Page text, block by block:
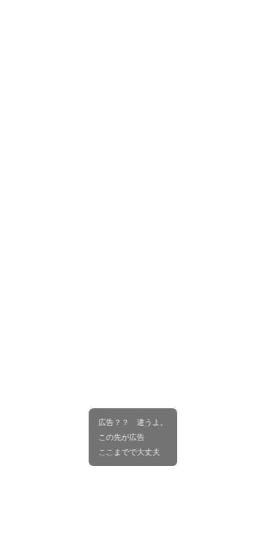
広告？？ 違うよ。
この先が広告
ここまでで大丈夫